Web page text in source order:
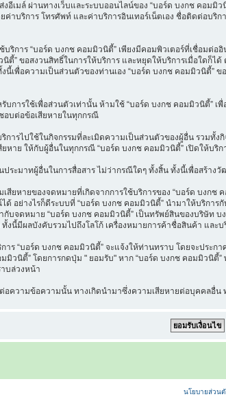
งอีเมล์ ผ่านทางเว็บและระบบออนไลน์ของ “บอร์ด บงกช คอ
าบริการ โทรศัพท์ และค่าบริการอินเทอร์เน็ตเอง ชื่อติดต่อบ
ริการ “บอร์ด บงกช คอมมิวนิตี้” เพียงมีคอมพิวเตอร์ที่เชื่อม
ตี้” ขอสงวนสิทธิ์ในการให้บริการ และหยุดให้บริการเมื่อใด
นี้เพื่อความเป็นส่วนตัวของท่านเอง “บอร์ด บงกช คอมมิวนิตี้”
บการใช้เพื่อส่วนตัวเท่านั้น ห้ามใช้ “บอร์ด บงกช คอมมิวนิตี้”
อบต่อข้อเสียหายในทุกกรณี
การไปใช้ในกิจกรรมที่ละเมิดความเป็นส่วนตัวของผู้อื่น รวม
หาย ให้กับผู้อื่นในทุกกรณี “บอร์ด บงกช คอมมิวนิตี้” เปิดให้บริ
ระมาทผู้อื่นในการสื่อสาร ไม่ว่ากรณีใดๆ ทั้งสิ้น ทั้งนี้เพื่อสร้างวั
สียหายของจดหมายที่เกิดจากการใช้บริการของ “บอร์ด บงกช
อย่างไรก็ดีระบบที่ “บอร์ด บงกช คอมมิวนิตี้” นำมาให้บริกา
กับจดหมาย “บอร์ด บงกช คอมมิวนิตี้” เป็นทรัพย์สินของบริษัท
นี้มีผลบังคับรวมไปถึงโลโก้ เครื่องหมายการค้าชื่อสินค้า และบ
าร “บอร์ด บงกช คอมมิวนิตี้” จะแจ้งให้ท่านทราบ โดยจะประ
วนิตี้” โดยการกดปุ่ม " ยอมรับ" หาก “บอร์ด บงกช คอมมิวนิ
บล่วงหน้า
อความข้อความนั้น ทางเกิดนำมาซึ่งความเสียหายต่อบุคคลอื่น
นโยบายส่วน